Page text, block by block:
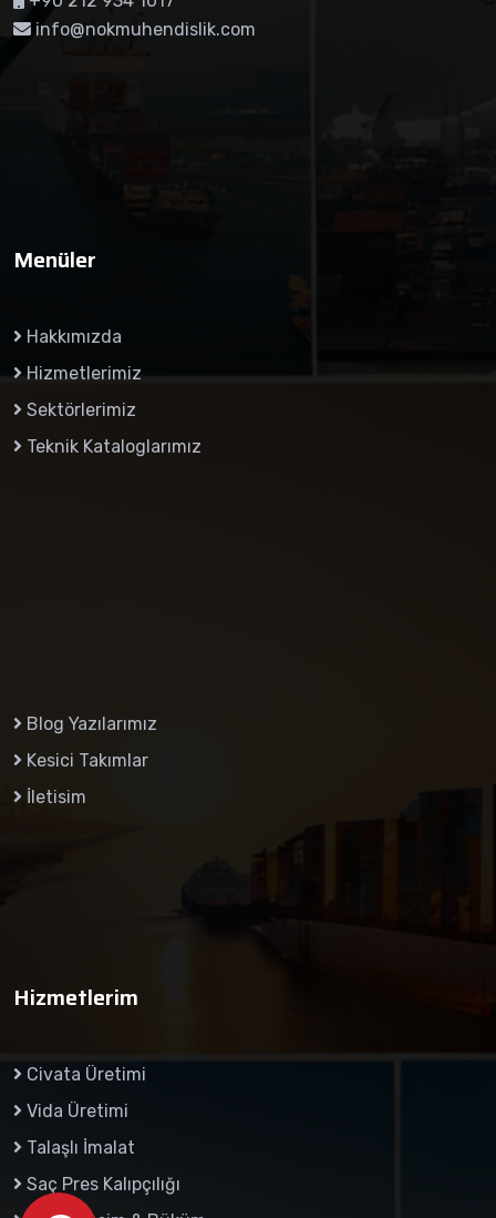
info@nokmuhendislik.com
Menüler
Hakkımızda
Hizmetlerimiz
Sektörlerimiz
Teknik Kataloglarımız
Blog Yazılarımız
Kesici Takımlar
İletisim
Hizmetlerim
Civata Üretimi
Vida Üretimi
Talaşlı İmalat
Saç Pres Kalıpçılığı